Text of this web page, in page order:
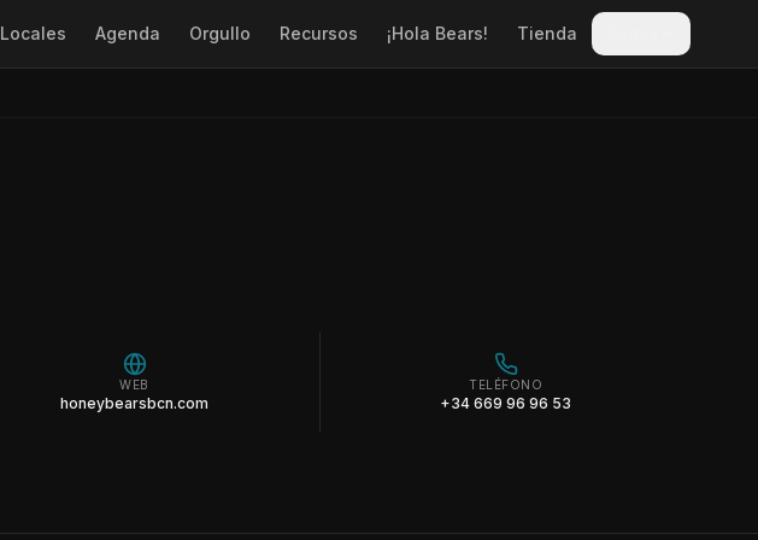
Locales Agenda Orgullo Recursos ¡Hola Bears! Tienda
WEB
honeybearsbcn.com
TELÉFONO
+34 669 96 96 53